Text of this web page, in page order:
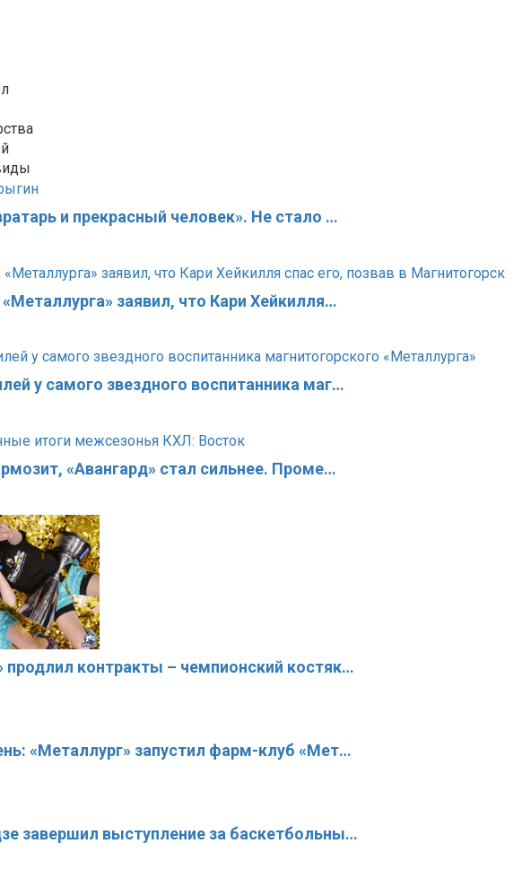
и прекрасный человек». Не стало …
заявил, что Кари Хейкилля…
у самого звездного воспитанника маг…
«Авангард» стал сильнее. Проме…
продлил контракты – чемпионский костяк…
«Металлург» запустил фарм-клуб «Мет…
завершил выступление за баскетбольны…